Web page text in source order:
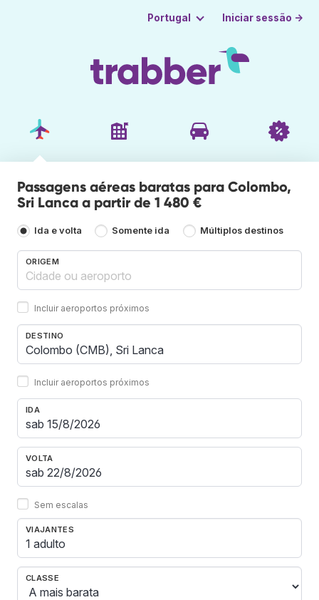
Portugal Iniciar sessão →
Passagens aéreas baratas para Colombo,
Sri Lanca a partir de 1 480 €
Ida e volta Somente ida Múltiplos destinos
ORIGEM
Incluir aeroportos próximos
DESTINO
Incluir aeroportos próximos
IDA
VOLTA
Sem escalas
VIAJANTES
1 adulto
CLASSE